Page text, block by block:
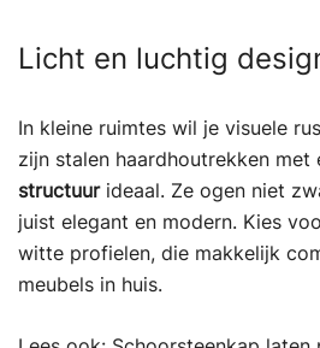
Licht en luchtig
In kleine ruimtes wil je visuele
zijn stalen haardhoutrekken met
structuurideaal. Ze ogen niet
juist elegant en modern. Kies
witte profielen, die makkelijk
meubels in huis.